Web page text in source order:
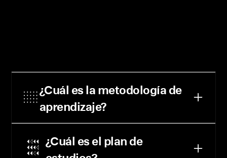
¿Cuál es la metodología de
aprendizaje?
Nuestra metodología se centra en el principio de
“aprender haciendo”. Creemos que la acción es
¿Cuál es el plan de